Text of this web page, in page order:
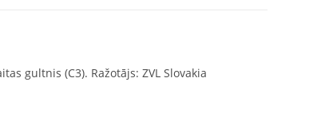
gultnis (C3). Ražotājs: ZVL Slovakia